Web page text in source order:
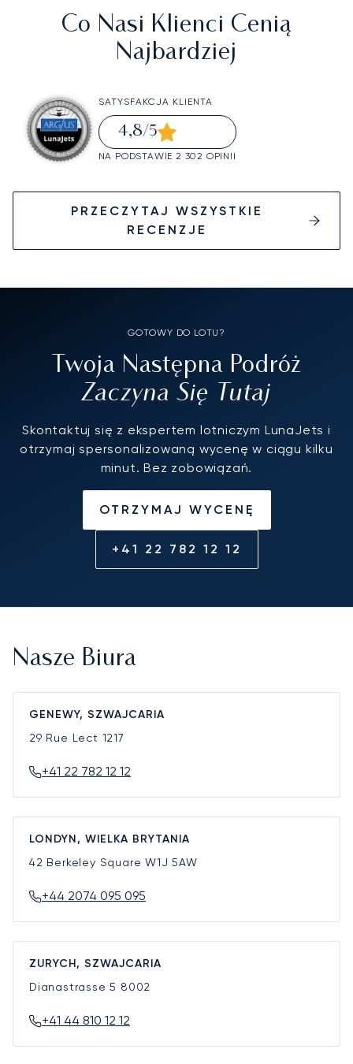
Co Nasi Klienci Cenią
Najbardziej
SATYSFAKCJA KLIENTA
4,8/5
NA PODSTAWIE 2 302 OPINII
PRZECZYTAJ WSZYSTKIE
RECENZJE
GOTOWY DO LOTU?
Twoja Następna Podróż
Zaczyna Się Tutaj
Skontaktuj się z ekspertem lotniczym LunaJets i
otrzymaj spersonalizowaną wycenę w ciągu kilku
minut. Bez zobowiązań.
OTRZYMAJ WYCENĘ
+41 22 782 12 12
Nasze Biura
GENEWY, SZWAJCARIA
29 Rue Lect 1217
+41 22 782 12 12
LONDYN, WIELKA BRYTANIA
42 Berkeley SquareW1J 5AW
+44 2074 095 095
ZURYCH, SZWAJCARIA
Dianastrasse 5 8002
+41 44 810 12 12